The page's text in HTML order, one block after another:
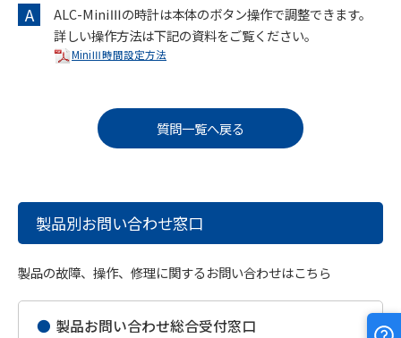
A
ALC-MiniⅢの時計は本体のボタン操作で調整できます。
詳しい操作方法は下記の資料をご覧ください。
MiniⅢ時間設定方法
質問一覧へ戻る
製品別お問い合わせ窓口
製品の故障、操作、修理に関するお問い合わせはこちら
● 製品お問い合わせ総合受付窓口